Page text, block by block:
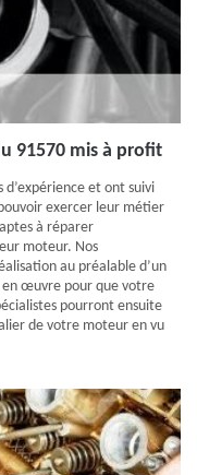
91570 mis à profit
d’expérience et ont suivi
exercer leur métier
à réparer
moteur. Nos
au préalable d’un
en œuvre pour que votre
pourront ensuite
de votre moteur en vu